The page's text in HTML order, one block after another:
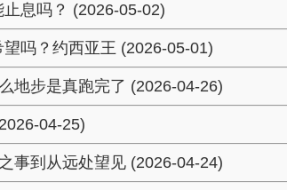
息吗？ (2026-05-02)
吗？约西亚王 (2026-05-01)
地步是真跑完了 (2026-04-26)
04-25)
事到从远处望见 (2026-04-24)